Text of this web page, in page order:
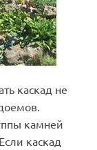
каскад не
камней
каскад